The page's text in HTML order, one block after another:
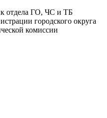
отдела ГО, ЧС и ТБ
городского округа
комиссии